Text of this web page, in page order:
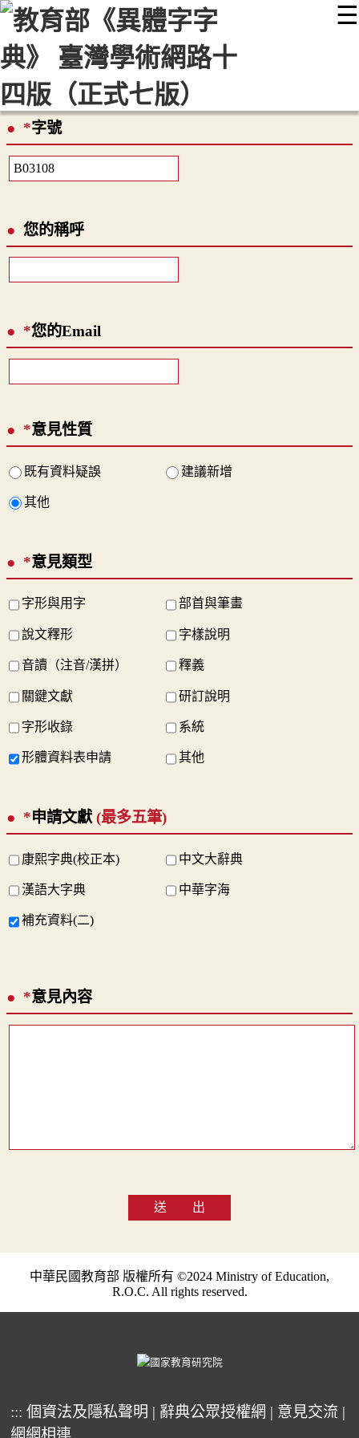
☰
::: 最新消息 常見問題 編輯說明
顯示模式
網站導覽
*字號
您的稱呼
*您的Email
*意見性質
既有資料疑誤 建議新增
其他
*意見類型
字形與用字 部首與筆畫
說文釋形 字樣說明
音讀（注音/漢拼） 釋義
關鍵文獻 研訂說明
字形收錄 系統
形體資料表申請 其他
*申請文獻 (最多五筆)
康熙字典(校正本) 中文大辭典
漢語大字典 中華字海
補充資料(二)
*意見內容
送 出
中華民國教育部 版權所有 ©2024 Ministry of Education,
R.O.C. All rights reserved.
::: 個資法及隱私聲明 | 辭典公眾授權網 | 意見交流 |
網網相連